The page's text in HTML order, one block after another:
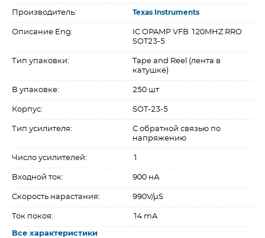
Производитель: Texas Instruments
Описание Eng:
IC OPAMP VFB 120MHZ RRO
SOT23-5
Тип упаковки:
Tape and Reel (лента в
катушке)
В упаковке: 250 шт
Корпус: SOT-23-5
Тип усилителя:
С обратной связью по
напряжению
Число усилителей: 1
Входной ток: 900 нА
Скорость нарастания: 990V/µS
Ток покоя: 14 mA
Все характеристики